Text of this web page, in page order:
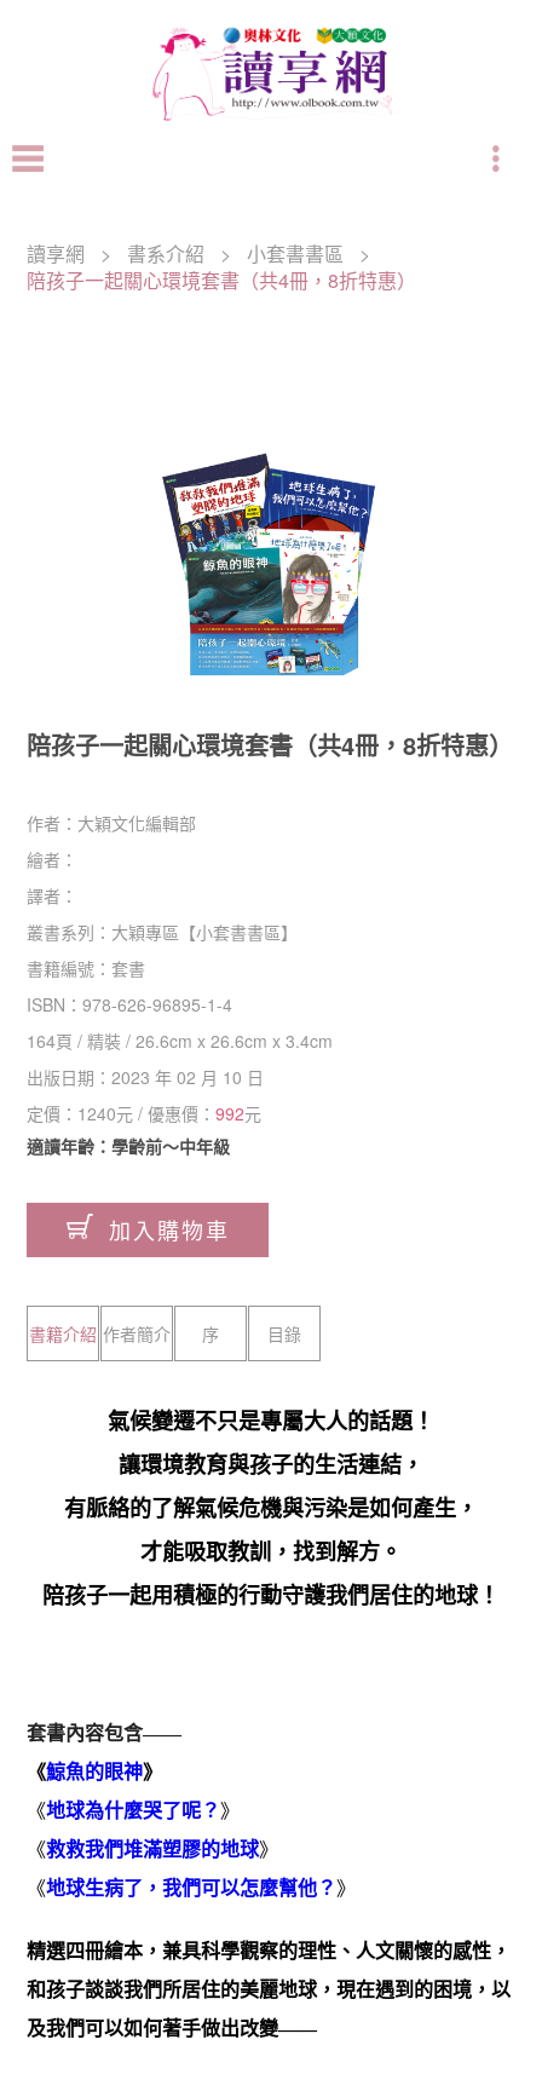
讀享網 > 書系介紹 > 小套書書區
>
陪孩子一起關心環境套書（共4冊，8折特惠）
陪孩子一起關心環境套書（共4冊，8折特惠）
作者： 大穎文化編輯部
繪者：
譯者：
叢書系列： 大穎專區 【小套書書區】
書籍編號： 套書
ISBN：978-626-96895-1-4
164頁 /精裝 /26.6cm x 26.6cm x 3.4cm
出版日期：2023 年 02 月 10 日
定價： 1240元 / 優惠價：992元
適讀年齡：學齡前～中年級
加入購物車
書籍介紹 作者簡介 序 目錄
氣候變遷不只是專屬大人的話題！
讓環境教育與孩子的生活連結，
有脈絡的了解氣候危機與污染是如何產生，
才能吸取教訓，找到解方。
陪孩子一起用積極的行動守護我們居住的地球！
套書內容包含——
《鯨魚的眼神》
《地球為什麼哭了呢？ 》
《救救我們堆滿塑膠的地球》
《地球生病了，我們可以怎麼幫他？ 》
精選四冊繪本，兼具科學觀察的理性、人文關懷的感性，
和孩子談談我們所居住的美麗地球，現在遇到的困境，以
及我們可以如何著手做出改變——